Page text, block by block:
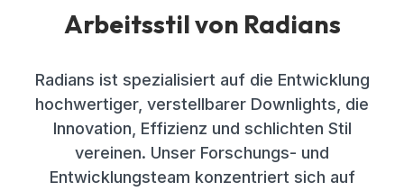
Arbeitsstil von Radians
Radians ist spezialisiert auf die Entwicklung
hochwertiger, verstellbarer Downlights, die
Innovation, Effizienz und schlichten Stil
vereinen. Unser Forschungs- und
Entwicklungsteam konzentriert sich auf